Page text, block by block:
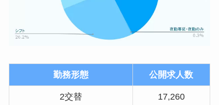
勤務形態 公開求人数
2交替 17,260